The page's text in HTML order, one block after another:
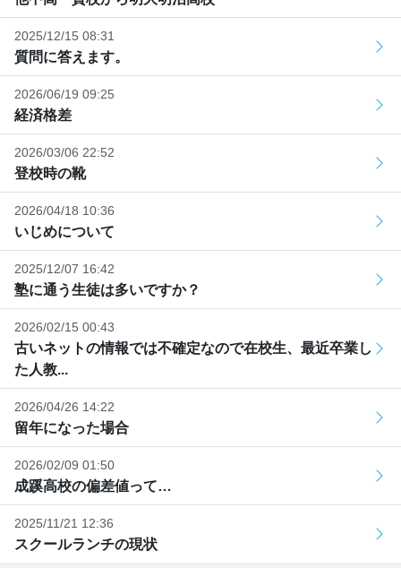
2025/12/15 08:31
質問に答えます。
2026/06/19 09:25
経済格差
2026/03/06 22:52
登校時の靴
2026/04/18 10:36
いじめについて
2025/12/07 16:42
塾に通う生徒は多いですか？
2026/02/15 00:43
古いネットの情報では不確定なので在校生、最近卒業し
た人教...
2026/04/26 14:22
留年になった場合
2026/02/09 01:50
成蹊高校の偏差値って…
2025/11/21 12:36
スクールランチの現状